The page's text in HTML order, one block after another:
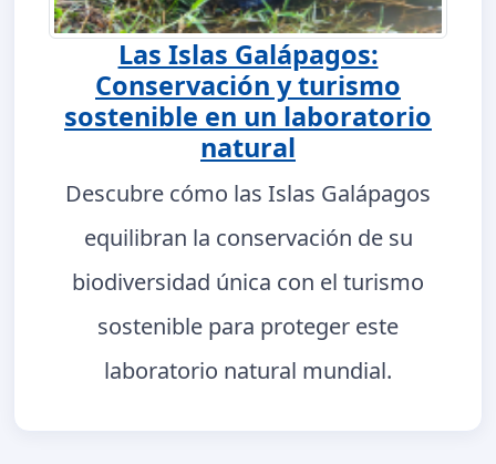
Las Islas Galápagos:
Conservación y turismo
sostenible en un laboratorio
natural
Descubre cómo las Islas Galápagos
equilibran la conservación de su
biodiversidad única con el turismo
sostenible para proteger este
laboratorio natural mundial.